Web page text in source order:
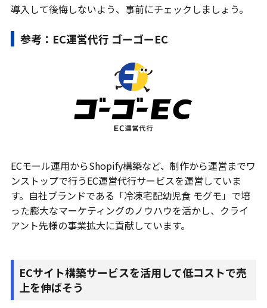
導入して後悔しないよう、事前にチェックしましょう。
参考：EC運営代行 ゴーゴーEC
ECモール運用からShopify構築など、制作から運営までワ
ンストップで行うEC運営代行サービスを運営していま
す。自社ブランドである「冷凍宅配幼児食 モグモ」で培
った膨大なマーケティングのノウハウを活かし、クライ
アント先様の事業拡大に貢献しています。
ECサイト構築サービスを活用して低コストで売
上を伸ばそう